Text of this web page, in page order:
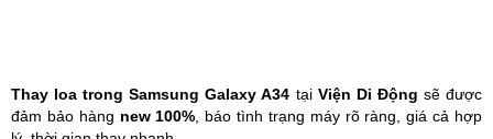
Thay loa trong Samsung Galaxy A34 tại Viện Di Động sẽ được
đảm bảo hàng new 100% , báo tình trạng máy rõ ràng, giá cả hợp